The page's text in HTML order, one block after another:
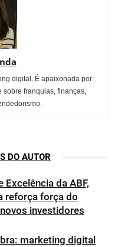
digital. É apaixonada por
sobre franquias, finanças,
DO AUTOR
Excelência da ABF,
reforça força do
investidores
marketing digital